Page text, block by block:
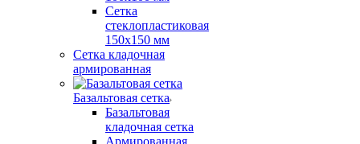
Сетка
стеклопластиковая
150x150 мм
Сетка кладочная
армированная
Базальтовая сетка
Базальтовая
кладочная сетка
Армированная